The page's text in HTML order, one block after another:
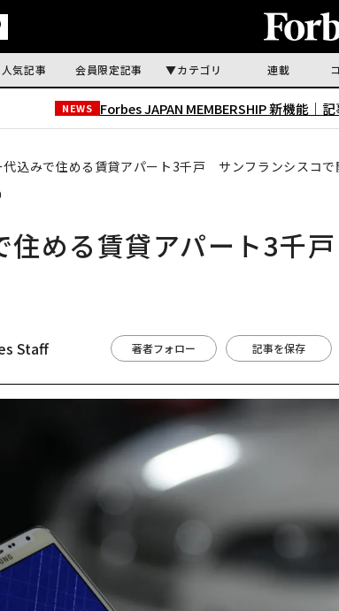
人気記事 会員限定記事 カテゴリ 連載
NEWS Forbes JAPAN MEMBERSHIP 新機能｜
代込みで住める賃貸アパート3千戸 サンフランシスコで
住める賃貸アパート3千
Staff 著者フォロー 記事を保存